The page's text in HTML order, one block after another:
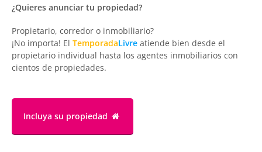
¿Quieres anunciar tu propiedad?
Propietario, corredor o inmobiliario?
¡No importa! El TemporadaLivre atiende bien desde el
propietario individual hasta los agentes inmobiliarios con
cientos de propiedades.
Incluya su propiedad